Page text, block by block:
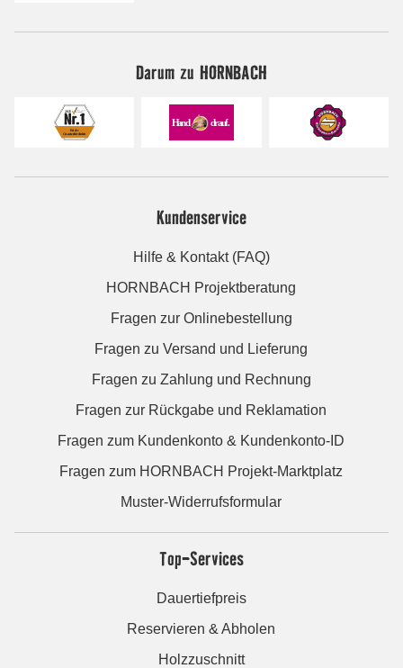
Darum zu HORNBACH
Kundenservice
Hilfe & Kontakt (FAQ)
HORNBACH Projektberatung
Fragen zur Onlinebestellung
Fragen zu Versand und Lieferung
Fragen zu Zahlung und Rechnung
Fragen zur Rückgabe und Reklamation
Fragen zum Kundenkonto & Kundenkonto-ID
Fragen zum HORNBACH Projekt-Marktplatz
Muster-Widerrufsformular
Top-Services
Dauertiefpreis
Reservieren & Abholen
Holzzuschnitt